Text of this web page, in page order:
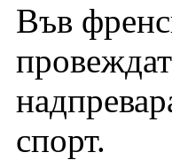
Във
спорт.